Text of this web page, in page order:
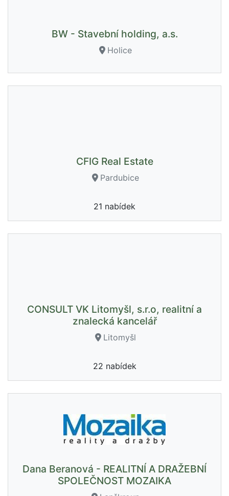
BW - Stavební holding, a.s.
Holice
CFIG Real Estate
Pardubice
21 nabídek
CONSULT VK Litomyšl, s.r.o, realitní a
znalecká kancelář
Litomyšl
22 nabídek
Dana Beranová - REALITNÍ A DRAŽEBNÍ
SPOLEČNOST MOZAIKA